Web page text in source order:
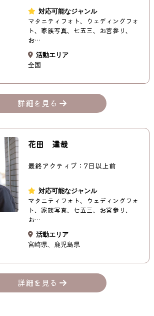
対応可能なジャンル
マタニティフォト、ウェディングフォ
ト、家族写真、七五三、お宮参り、
お…
活動エリア
全国
詳細を見る
花田 達哉
最終アクティブ：7日以上前
対応可能なジャンル
マタニティフォト、ウェディングフォ
ト、家族写真、七五三、お宮参り、
お…
活動エリア
宮崎県
鹿児島県
詳細を見る